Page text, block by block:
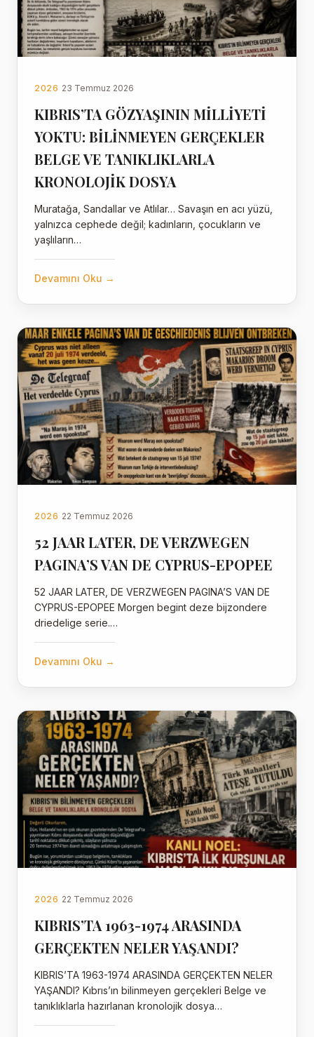
2026 23 Temmuz 2026
KIBRIS’TA GÖZYAŞININ MİLLİYETİ
YOKTU: BİLİNMEYEN GERÇEKLER
BELGE VE TANIKLIKLARLA
KRONOLOJİK DOSYA
Muratağa, Sandallar ve Atlılar… Savaşın en acı yüzü,
yalnızca cephede değil; kadınların, çocukların ve
yaşlıların…
Devamını Oku →
2026 22 Temmuz 2026
52 JAAR LATER, DE VERZWEGEN
PAGINA’S VAN DE CYPRUS-EPOPEE
52 JAAR LATER, DE VERZWEGEN PAGINA’S VAN DE
CYPRUS-EPOPEE Morgen begint deze bijzondere
driedelige serie.…
Devamını Oku →
2026 22 Temmuz 2026
KIBRIS’TA 1963-1974 ARASINDA
GERÇEKTEN NELER YAŞANDI?
KIBRIS’TA 1963-1974 ARASINDA GERÇEKTEN NELER
YAŞANDI? Kıbrıs’ın bilinmeyen gerçekleri Belge ve
tanıklıklarla hazırlanan kronolojik dosya…